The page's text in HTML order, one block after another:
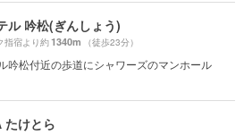
ル 吟松(ぎんしょう)
指宿より約1340m （徒歩23分）
吟松付近の歩道にシャワーズのマンホール
たけとら